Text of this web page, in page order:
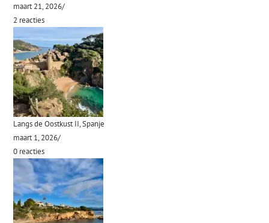
maart 21, 2026/
2 reacties
Langs de Oostkust II, Spanje
maart 1, 2026/
0 reacties